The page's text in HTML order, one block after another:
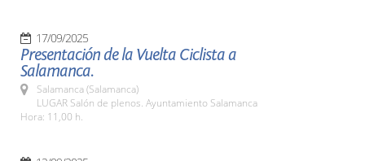
17/09/2025
Presentación de la Vuelta Ciclista a
Salamanca.
Salamanca (Salamanca)
LUGAR Salón de plenos. Ayuntamiento Salamanca
Hora: 11,00 h.